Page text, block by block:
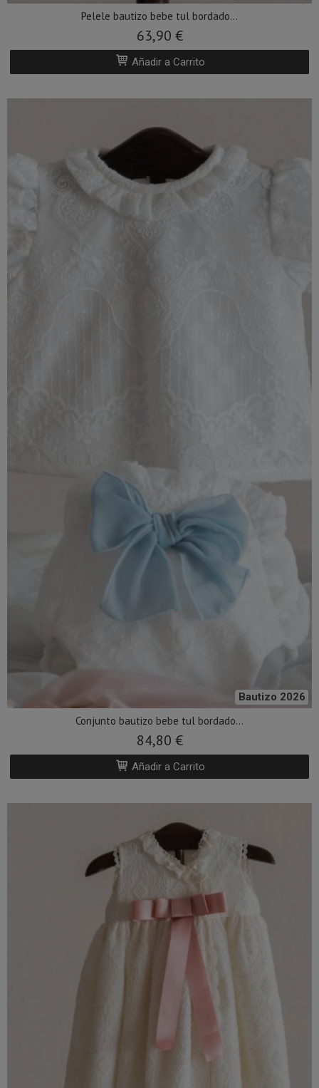
Pelele bautizo bebe tul bordado...
63,90 €
Añadir a Carrito
Bautizo 2026
Conjunto bautizo bebe tul bordado...
84,80 €
Añadir a Carrito